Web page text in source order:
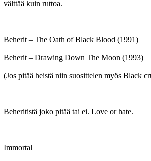
välttää kuin ruttoa.
Beherit – The Oath of Black Blood (1991)
Beherit – Drawing Down The Moon (1993)
(Jos pitää heistä niin suosittelen myös Black
Beheritistä joko pitää tai ei. Love or hate.
Immortal